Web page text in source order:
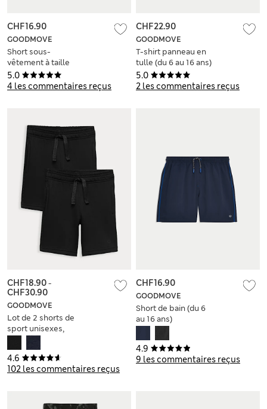
5.0
4 les commentaires reçus
GOODMOVE
Short sous-
vêtement à taille
élastique (du 6 au 16
ans)
CHF16.90
5.0
2 les commentaires reçus
GOODMOVE
T-shirt panneau en
tulle (du 6 au 16 ans)
CHF22.90
4.6
102 les commentaires reçus
GOODMOVE
Lot de 2 shorts de
sport unisexes,
(du 2 au 16 ans)
CHF18.90-
CHF30.90
4.9
9 les commentaires reçus
GOODMOVE
Short de bain (du 6
au 16 ans)
CHF16.90